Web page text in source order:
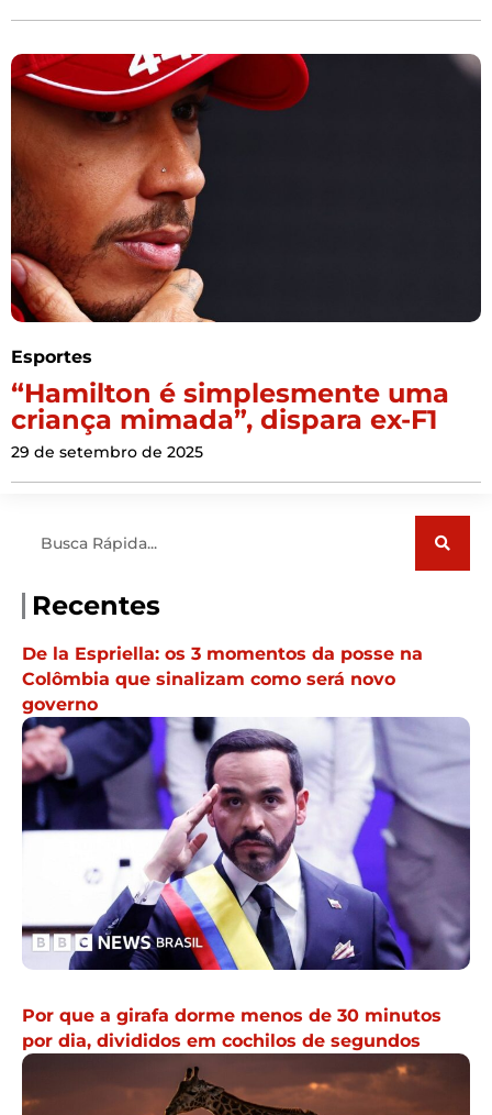
Esportes
“Hamilton é simplesmente uma
criança mimada”, dispara ex-F1
29 de setembro de 2025
Recentes
De la Espriella: os 3 momentos da posse na
Colômbia que sinalizam como será novo
governo
Por que a girafa dorme menos de 30 minutos
por dia, divididos em cochilos de segundos